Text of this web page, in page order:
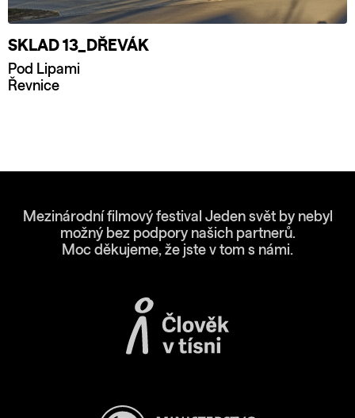
SKLAD 13_DŘEVÁK
Pod Lipami
Řevnice
Mezinárodní filmový festival Jeden svět by nebyl
možný bez podpory našich partnerů.
Moc děkujeme, že jste v tom s námi.